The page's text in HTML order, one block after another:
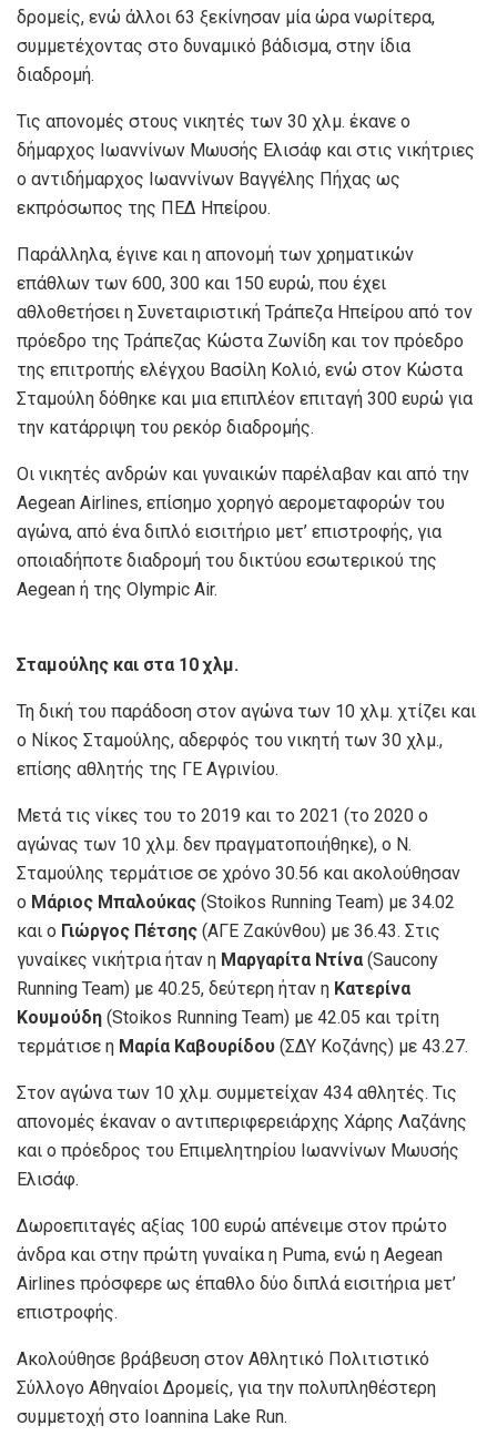
δρομείς, ενώ άλλοι 63 ξεκίνησαν μία ώρα νωρίτερα,
συμμετέχοντας στο δυναμικό βάδισμα, στην ίδια
διαδρομή.
Τις απονομές στους νικητές των 30 χλμ. έκανε ο
δήμαρχος Ιωαννίνων Μωυσής Ελισάφ και στις νικήτριες
ο αντιδήμαρχος Ιωαννίνων Βαγγέλης Πήχας ως
εκπρόσωπος της ΠΕΔ Ηπείρου.
Παράλληλα, έγινε και η απονομή των χρηματικών
επάθλων των 600, 300 και 150 ευρώ, που έχει
αθλοθετήσει η Συνεταιριστική Τράπεζα Ηπείρου από τον
πρόεδρο της Τράπεζας Κώστα Ζωνίδη και τον πρόεδρο
της επιτροπής ελέγχου Βασίλη Κολιό, ενώ στον Κώστα
Σταμούλη δόθηκε και μια επιπλέον επιταγή 300 ευρώ για
την κατάρριψη του ρεκόρ διαδρομής.
Οι νικητές ανδρών και γυναικών παρέλαβαν και από την
Aegean Airlines, επίσημο χορηγό αερομεταφορών του
αγώνα, από ένα διπλό εισιτήριο μετ’ επιστροφής, για
οποιαδήποτε διαδρομή του δικτύου εσωτερικού της
Aegean ή της Olympic Air.
Σταμούλης και στα 10 χλμ.
Τη δική του παράδοση στον αγώνα των 10 χλμ. χτίζει και
ο Νίκος Σταμούλης, αδερφός του νικητή των 30 χλμ.,
επίσης αθλητής της ΓΕ Αγρινίου.
Μετά τις νίκες του το 2019 και το 2021 (το 2020 ο
αγώνας των 10 χλμ. δεν πραγματοποιήθηκε), ο Ν.
Σταμούλης τερμάτισε σε χρόνο 30.56 και ακολούθησαν
ο Μάριος Μπαλούκας (Stoikos Running Team) με 34.02
και ο Γιώργος Πέτσης (ΑΓΕ Ζακύνθου) με 36.43. Στις
γυναίκες νικήτρια ήταν η Μαργαρίτα Ντίνα (Saucony
Running Team) με 40.25, δεύτερη ήταν η Κατερίνα
Κουμούδη (Stoikos Running Team) με 42.05 και τρίτη
τερμάτισε η Μαρία Καβουρίδου (ΣΔΥ Κοζάνης) με 43.27.
Στον αγώνα των 10 χλμ. συμμετείχαν 434 αθλητές. Τις
απονομές έκαναν ο αντιπεριφερειάρχης Χάρης Λαζάνης
και ο πρόεδρος του Επιμελητηρίου Ιωαννίνων Μωυσής
Ελισάφ.
Δωροεπιταγές αξίας 100 ευρώ απένειμε στον πρώτο
άνδρα και στην πρώτη γυναίκα η Puma, ενώ η Aegean
Airlines πρόσφερε ως έπαθλο δύο διπλά εισιτήρια μετ’
επιστροφής.
Ακολούθησε βράβευση στον Αθλητικό Πολιτιστικό
Σύλλογο Αθηναίοι Δρομείς, για την πολυπληθέστερη
συμμετοχή στο Ioannina Lake Run.